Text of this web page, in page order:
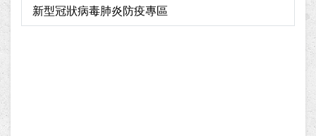
新型冠狀病毒肺炎防疫專區